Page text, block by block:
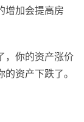
增加会提高房
，你的资产涨价
资产下跌了。